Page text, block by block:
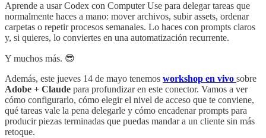
Aprende a usar Codex con Computer Use para delegar tareas que
normalmente haces a mano: mover archivos, subir assets, ordenar
carpetas o repetir procesos semanales. Lo haces con prompts claros
y, si quieres, lo conviertes en una automatización recurrente.
Y muchos más. 😎
Además, este jueves 14 de mayo tenemos workshop en vivo sobre
Adobe + Claude para profundizar en este conector. Vamos a ver
cómo configurarlo, cómo elegir el nivel de acceso que te conviene,
qué tareas vale la pena delegarle y cómo encadenar prompts para
producir piezas terminadas que puedas mandar a un cliente sin más
retoque.